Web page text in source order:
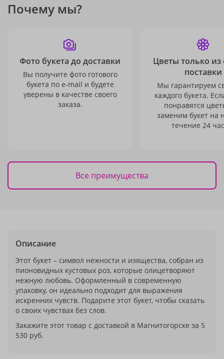
Почему мы?
Фото букета до доставки
Вы получите фото готового
букета по e-mail и будете
уверены в качестве своего
заказа.
Цветы только из
поставки
Мы гарантируем
каждого букета.
понравятся
заменим букет на
течение 24
Все преимущества
Описание
Этот букет – символ нежности и изящества, собран из
пионовидных кустовых роз, которые олицетворяют
нежную любовь. Оформленный в современную
упаковку, он идеально подходит для выражения
искренних чувств. Подарите этот букет, чтобы сказать
о своих чувствах без слов.
Закажите этот товар с доставкой в Магнитогорске за 5
530 руб.